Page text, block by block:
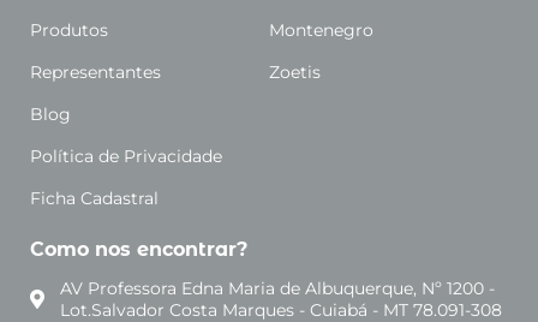
Produtos
Representantes
Blog
Política de Privacidade
Ficha Cadastral
Montenegro
Zoetis
Como nos encontrar?
AV Professora Edna Maria de Albuquerque, Nº 1200 -
Lot.Salvador Costa Marques - Cuiabá - MT 78.091-308